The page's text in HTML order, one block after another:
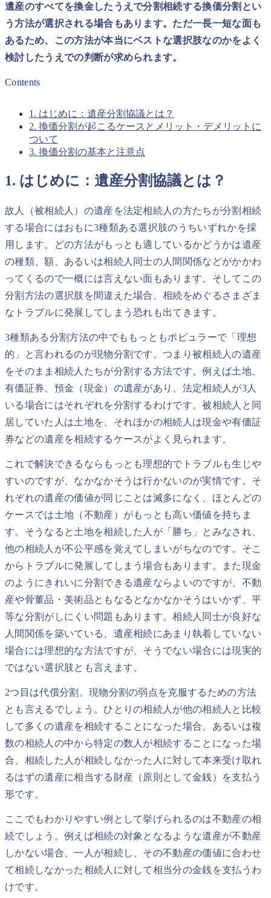
遺産のすべてを換金したうえで分割相続する換価分割とい
う方法が選択される場合もあります。ただ一長一短な面も
あるため、この方法が本当にベストな選択肢なのかをよく
検討したうえでの判断が求められます。
Contents
1. はじめに：遺産分割協議とは？
2. 換価分割が起こるケースとメリット・デメリットに
ついて
3. 換価分割の基本と注意点
1. はじめに：遺産分割協議とは？
故人（被相続人）の遺産を法定相続人の方たちが分割相続
する場合にはおもに3種類ある選択肢のうちいずれかを採
用します。どの方法がもっとも適しているかどうかは遺産
の種類、額、あるいは相続人同士の人間関係などがかかわ
ってくるので一概には言えない面もあります。そしてこの
分割方法の選択肢を間違えた場合、相続をめぐるさまざま
なトラブルに発展してしまう恐れも出てきます。
3種類ある分割方法の中でももっともポピュラーで「理想
的」と言われるのが現物分割です。つまり被相続人の遺産
をそのまま相続人たちが分割する方法です。例えば土地、
有価証券、預金（現金）の遺産があり、法定相続人が3人
いる場合にはそれぞれを分割するわけです。被相続人と同
居していた人は土地を、それほかの相続人は現金や有価証
券などの遺産を相続するケースがよく見られます。
これで解決できるならもっとも理想的でトラブルも生じや
すいのですが、なかなかそうは行かないのが実情です。そ
れぞれの遺産の価値が同じことは滅多になく、ほとんどの
ケースでは土地（不動産）がもっとも高い価値を持ちま
す。そうなると土地を相続した人が「勝ち」とみなされ、
他の相続人が不公平感を覚えてしまいがちなのです。そこ
からトラブルに発展してしまう場合もあります。また現金
のようにきれいに分割できる遺産ならよいのですが、不動
産や骨董品・美術品ともなるとなかなかそうはいかず、平
等な分割がしにくい問題もあります。相続人同士が良好な
人間関係を築いている、遺産相続にあまり執着していない
場合には理想的な方法ですが、そうでない場合には現実的
ではない選択肢とも言えます。
2つ目は代償分割。現物分割の弱点を克服するための方法
とも言えるでしょう。ひとりの相続人が他の相続人と比較
して多くの遺産を相続することになった場合、あるいは複
数の相続人の中から特定の数人が相続することになった場
合、相続した人が相続しなかった人に対して本来受け取れ
るはずの遺産に相当する財産（原則として金銭）を支払う
形です。
ここでもわかりやすい例として挙げられるのは不動産の相
続でしょう。例えば相続の対象となるような遺産が不動産
しかない場合、一人が相続し、その不動産の価値に合わせ
て相続しなかった相続人に対して相当分の金銭を支払うわ
けです。